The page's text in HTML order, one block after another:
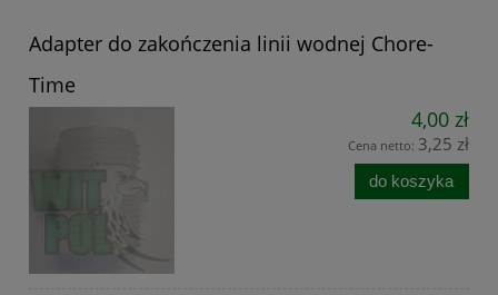
Adapter do zakończenia linii wodnej Chore-
Time
4,00 zł
Cena netto: 3,25 zł
do koszyka